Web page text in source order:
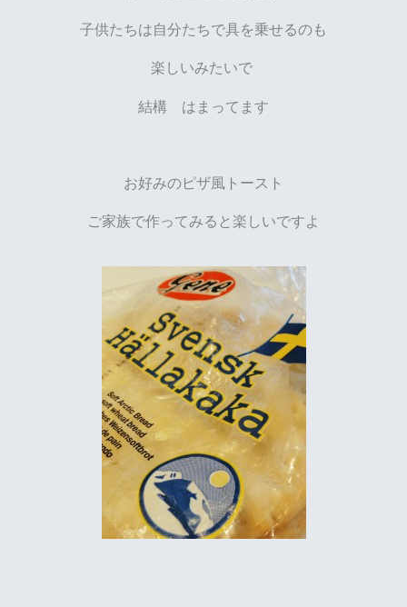
子供たちは自分たちで具を乗せるのも
楽しいみたいで
結構 はまってます
お好みのピザ風トースト
ご家族で作ってみると楽しいですよ